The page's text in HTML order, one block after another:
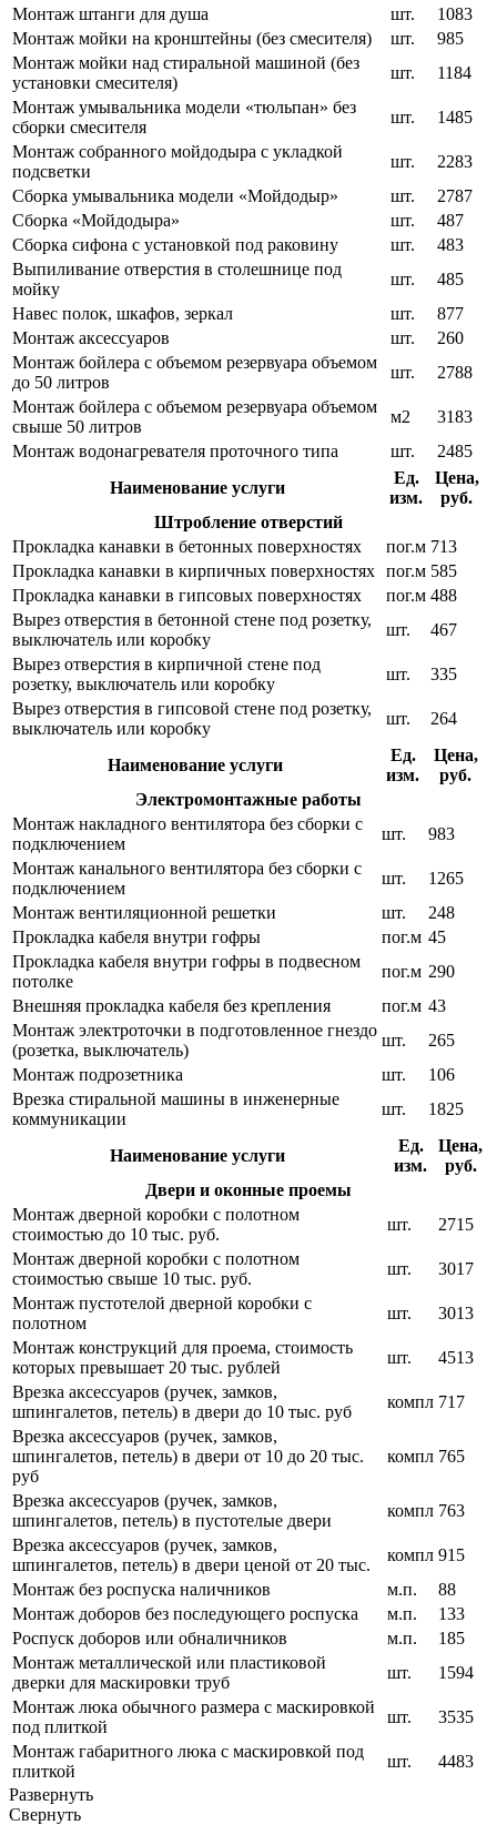
Монтаж штанги для душа
шт.
1083
Монтаж мойки на кронштейны (без смесителя)
шт.
985
Монтаж мойки над стиральной машиной (без
установки смесителя)
шт.
1184
Монтаж умывальника модели «тюльпан» без
сборки смесителя
шт.
1485
Монтаж собранного мойдодыра с укладкой
подсветки
шт.
2283
Сборка умывальника модели «Мойдодыр»
шт.
2787
Сборка «Мойдодыра»
шт.
487
Сборка сифона с установкой под раковину
шт.
483
Выпиливание отверстия в столешнице под
мойку
шт.
485
Навес полок, шкафов, зеркал
шт.
877
Монтаж аксессуаров
шт.
260
Монтаж бойлера с объемом резервуара объемом
до 50 литров
шт.
2788
Монтаж бойлера с объемом резервуара объемом
свыше 50 литров
м2
3183
Монтаж водонагревателя проточного типа
шт.
2485
Наименование услуги
Ед.
изм.
Цена,
руб.
Штробление отверстий
Прокладка канавки в бетонных поверхностях
пог.м 713
Прокладка канавки в кирпичных поверхностях пог.м 585
Прокладка канавки в гипсовых поверхностях
пог.м 488
Вырез отверстия в бетонной стене под розетку,
выключатель или коробку
шт.
467
Вырез отверстия в кирпичной стене под
розетку, выключатель или коробку
шт.
335
Вырез отверстия в гипсовой стене под розетку,
выключатель или коробку
шт. 264
Наименование услуги
Ед.
изм.
Цена,
руб.
Электромонтажные работы
Монтаж накладного вентилятора без сборки с
подключением
шт.
983
Монтаж канального вентилятора без сборки с
подключением
шт.
1265
Монтаж вентиляционной решетки
шт.
248
Прокладка кабеля внутри гофры
пог.м 45
Прокладка кабеля внутри гофры в подвесном
потолке
пог.м 290
Внешняя прокладка кабеля без крепления
пог.м 43
Монтаж электроточки в подготовленное гнездо
(розетка, выключатель)
шт.
265
Монтаж подрозетника
шт.
106
Врезка стиральной машины в инженерные
коммуникации
шт. 1825
Наименование услуги
Ед.
изм.
Цена,
руб.
Двери и оконные проемы
Монтаж дверной коробки с полотном
стоимостью до 10 тыс. руб.
шт.
2715
Монтаж дверной коробки с полотном
стоимостью свыше 10 тыс. руб.
шт.
3017
Монтаж пустотелой дверной коробки с
полотном
шт.
3013
Монтаж конструкций для проема, стоимость
которых превышает 20 тыс. рублей
шт.
4513
Врезка аксессуаров (ручек, замков,
шпингалетов, петель) в двери до 10 тыс. руб
компл 717
Врезка аксессуаров (ручек, замков,
шпингалетов, петель) в двери от 10 до 20 тыс.
руб
компл 765
Врезка аксессуаров (ручек, замков,
шпингалетов, петель) в пустотелые двери
компл 763
Врезка аксессуаров (ручек, замков,
шпингалетов, петель) в двери ценой от 20 тыс.
компл 915
Монтаж без роспуска наличников
м.п.
88
Монтаж доборов без последующего роспуска
м.п.
133
Роспуск доборов или обналичников
м.п.
185
Монтаж металлической или пластиковой
дверки для маскировки труб
шт.
1594
Монтаж люка обычного размера с маскировкой
под плиткой
шт.
3535
Монтаж габаритного люка с маскировкой под
плиткой
шт.
4483
Развернуть
Свернуть